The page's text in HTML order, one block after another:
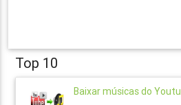
Top 10
Baixar músicas do